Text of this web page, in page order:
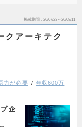
掲載期間 26/07/23～26/08/11
クアーキテク
力が必要
年収600万
企